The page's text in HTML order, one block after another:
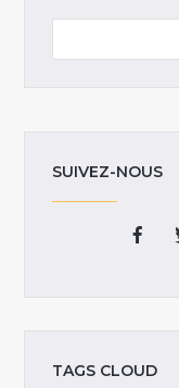
SUIVEZ-NOUS
TAGS CLOUD